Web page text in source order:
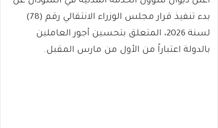
بدء تنفيذ قرار مجلس الوزراء الانتقالي رقم (78)
لسنة 2026، المتعلق بتحسين أجور العاملين
بالدولة اعتباراً من الأول من مارس المقبل.